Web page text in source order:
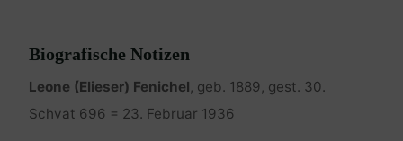
Biografische Notizen
Leone (Elieser) Fenichel, geb. 1889, gest. 30.
Schvat 696 = 23. Februar 1936